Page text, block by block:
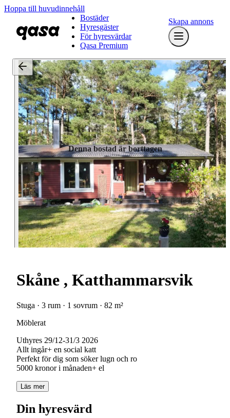
Hoppa till huvudinnehåll
Bostäder
Hyresgäster
För hyresvärdar
Qasa Premium
Skapa annons
Denna bostad är borttagen
Skåne , Katthammarsvik
Stuga · 3 rum · 1 sovrum · 82 m²
Möblerat
Uthyres 29/12-31/3 2026
Allt ingår+ en social katt
Perfekt för dig som söker lugn och ro
5000 kronor i månaden+ el
Läs mer
Din hyresvärd